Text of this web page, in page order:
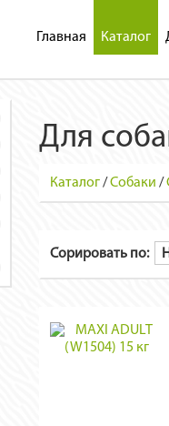
Главная Каталог
Для
Каталог/Собаки /
Сорировать по: